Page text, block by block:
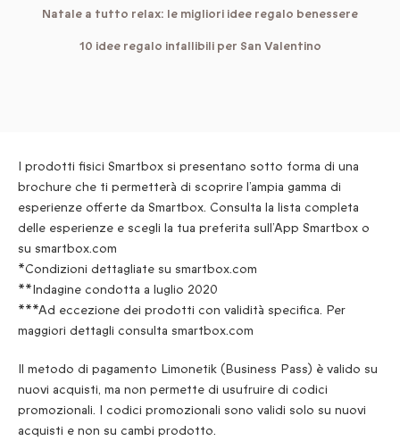
Natale a tutto relax: le migliori idee regalo benessere
10 idee regalo infallibili per San Valentino
I prodotti fisici Smartbox si presentano sotto forma di una
brochure che ti permetterà di scoprire l’ampia gamma di
esperienze offerte da Smartbox. Consulta la lista completa
delle esperienze e scegli la tua preferita sull’App Smartbox o
su smartbox.com
*Condizioni dettagliate su smartbox.com
**Indagine condotta a luglio 2020
***Ad eccezione dei prodotti con validità specifica. Per
maggiori dettagli consulta smartbox.com
Il metodo di pagamento Limonetik (Business Pass) è valido su
nuovi acquisti, ma non permette di usufruire di codici
promozionali. I codici promozionali sono validi solo su nuovi
acquisti e non su cambi prodotto.